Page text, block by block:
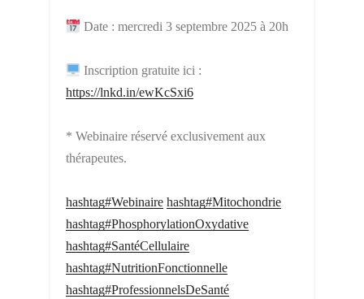
Date : mercredi 3 septembre 2025 à 20h
Inscription gratuite ici :
https://lnkd.in/ewKcSxi6
* Webinaire réservé exclusivement aux
thérapeutes.
hashtag#Webinaire hashtag#Mitochondrie
hashtag#PhosphorylationOxydative
hashtag#SantéCellulaire
hashtag#NutritionFonctionnelle
hashtag#ProfessionnelsDeSanté